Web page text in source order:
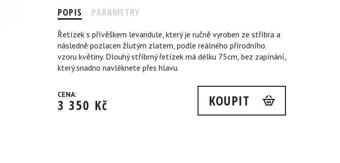
POPIS PARAMETRY
Řetízek s přívěškem levandule, který je ručně vyroben ze stříbra a
následně pozlacen žlutým zlatem, podle reálného přírodního
vzoru květiny. Dlouhý stříbrný řetízek má délku 75cm, bez zapínání,
který snadno navléknete přes hlavu.
KOUPIT
CENA:
3 350 Kč